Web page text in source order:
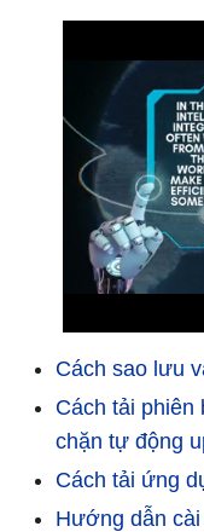
Cách sao lưu
Cách tải phiên
chặn tự động
Cách tải ứng
Hướng dẫn